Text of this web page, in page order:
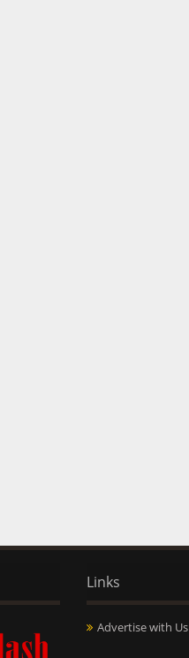
Links
Advertise with Us